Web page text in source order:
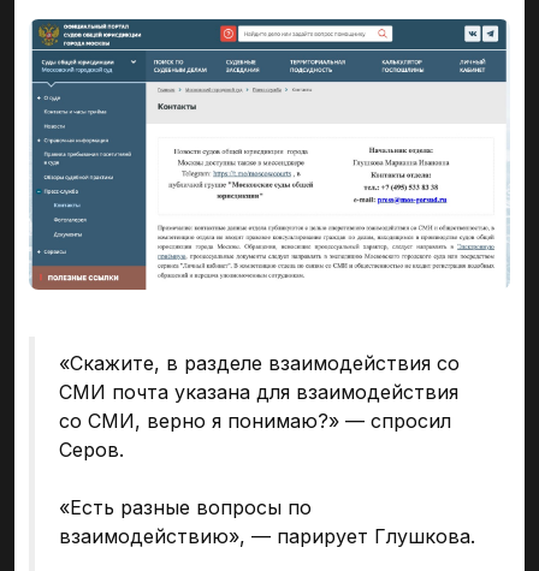
«Скажите, в разделе взаимодействия со
СМИ почта указана для взаимодействия
со СМИ, верно я понимаю?» — спросил
Серов.
«Есть разные вопросы по
взаимодействию», — парирует Глушкова.